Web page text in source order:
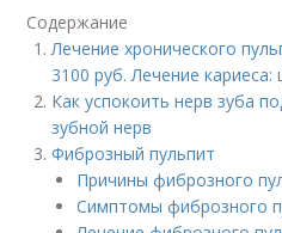
Содержание
Лечение хронического
3100 руб. Лечение кариеса:
Как успокоить нерв зуба
зубной нерв
Фиброзный пульпит
Причины фиброзного
Симптомы фиброзного